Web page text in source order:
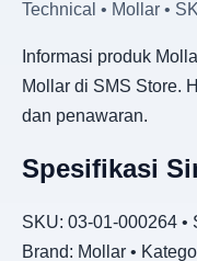
Technical • Mollar •
Informasi produk
Mollar di SMS Store.
dan penawaran.
Spesifikasi
SKU: 03-01-000264 •
Brand: Mollar •